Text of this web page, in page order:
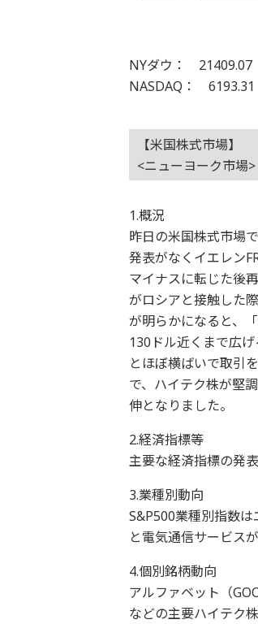
NYダウ：
NASDAQ：
【米国株式市場】
<ニューヨーク市場>
1.概況
昨日の米国株式市場
発表がなくイエレン
マイナスに転じた後
がロシアと接触した
が明らかになると、
130ドル近くまで広
とほぼ横ばいで取引
で、ハイテク株が堅
伸となりました。
2.経済指標等
主要な経済指標の発
3.業種別動向
S&P500業種別指数
と電気通信サービス
4.個別銘柄動向
アルファベット（
などの主要ハイテク